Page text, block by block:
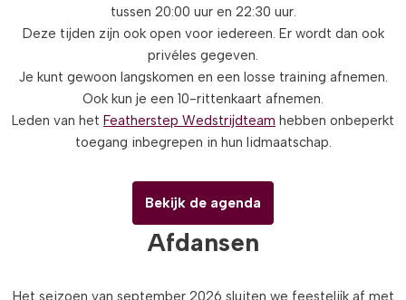
tussen 20:00 uur en 22:30 uur.
Deze tijden zijn ook open voor iedereen. Er wordt dan ook
privéles gegeven.
Je kunt gewoon langskomen en een losse training afnemen.
Ook kun je een 10-rittenkaart afnemen.
Leden van het Featherstep Wedstrijdteam hebben onbeperkt
toegang inbegrepen in hun lidmaatschap.
Bekijk de agenda
Afdansen